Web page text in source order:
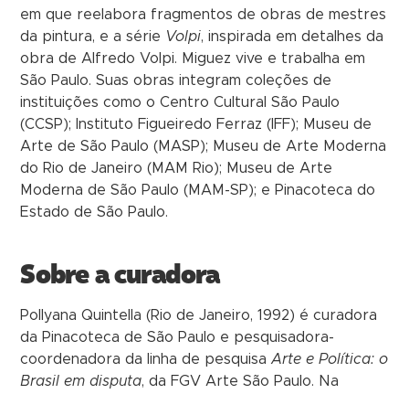
em que reelabora fragmentos de obras de mestres
da pintura, e a série Volpi, inspirada em detalhes da
obra de Alfredo Volpi. Miguez vive e trabalha em
São Paulo. Suas obras integram coleções de
instituições como o Centro Cultural São Paulo
(CCSP); Instituto Figueiredo Ferraz (IFF); Museu de
Arte de São Paulo (MASP); Museu de Arte Moderna
do Rio de Janeiro (MAM Rio); Museu de Arte
Moderna de São Paulo (MAM-SP); e Pinacoteca do
Estado de São Paulo.
Sobre a curadora
Pollyana Quintella (Rio de Janeiro, 1992) é curadora
da Pinacoteca de São Paulo e pesquisadora-
coordenadora da linha de pesquisaArte e Política: o
Brasil em disputa, da FGV Arte São Paulo. Na